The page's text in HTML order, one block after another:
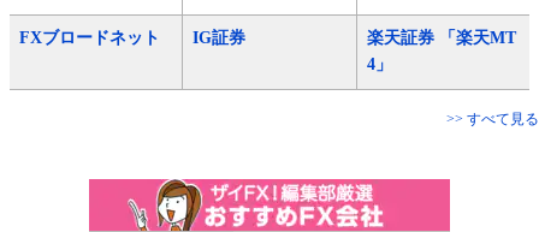
FXブロードネット IG証券
楽天証券 「楽天MT
4」
>> すべて見る